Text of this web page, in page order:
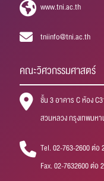
www.tni.ac.th
tniinfo@tni.ac.th
คณะวิศวกรรมศาสตร์
ชั้น 3 อาคาร C ห้อง
สวนหลวง กรุงเทพมห
Tel. 02-763-2600 ต่อ
Fax. 02-7632600 ต่อ